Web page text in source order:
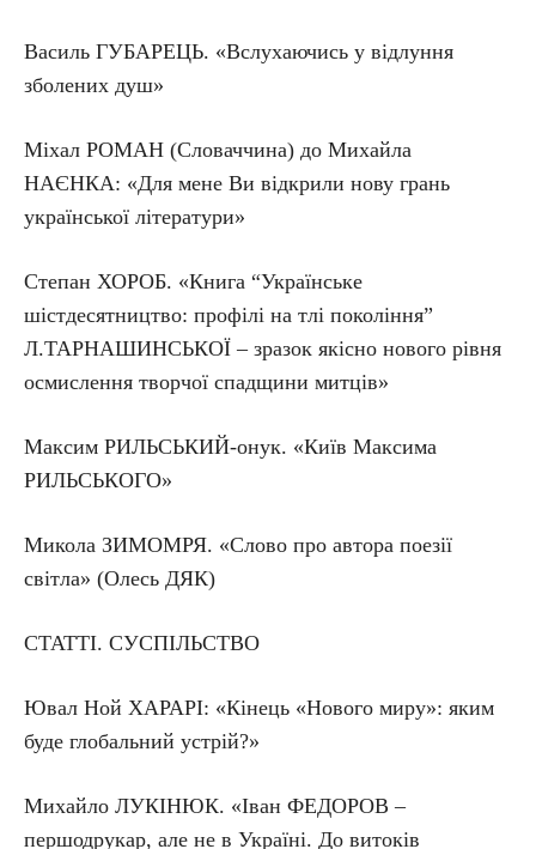
Василь ГУБАРЕЦЬ. «Вслухаючись у відлуння
зболених душ»
Міхал РОМАН (Словаччина) до Михайла
НАЄНКА: «Для мене Ви відкрили нову грань
української літератури»
Степан ХОРОБ. «Книга “Українське
шістдесятництво: профілі на тлі покоління”
Л.ТАРНАШИНСЬКОЇ – зразок якісно нового рівня
осмислення творчої спадщини митців»
Максим РИЛЬСЬКИЙ-онук. «Київ Максима
РИЛЬСЬКОГО»
Микола ЗИМОМРЯ. «Слово про автора поезії
світла» (Олесь ДЯК)
СТАТТІ. СУСПІЛЬСТВО
Ювал Ной ХАРАРІ: «Кінець «Нового миру»: яким
буде глобальний устрій?»
Михайло ЛУКІНЮК. «Іван ФЕДОРОВ –
першодрукар, але не в Україні. До витоків